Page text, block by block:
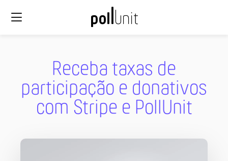
Receba taxas de
participação e donativos
com Stripe e PollUnit